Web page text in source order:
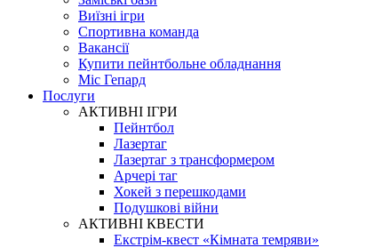
Виїзні ігри
Спортивна команда
Вакансії
Купити пейнтбольне обладнання
Міс Гепард
Послуги
АКТИВНІ ІГРИ
Пейнтбол
Лазертаг
Лазертаг з трансформером
Арчері таг
Хокей з перешкодами
Подушкові війни
АКТИВНІ КВЕСТИ
Екстрім-квест «Кімната темряви»